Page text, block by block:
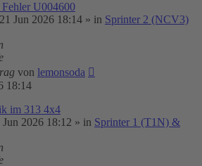
U004600
21 Jun 2026 18:14 » in Sprinter 2 (NCV3)
von lemonsoda
18:14
im 313 4x4
Jun 2026 18:12 » in Sprinter 1 (T1N) &